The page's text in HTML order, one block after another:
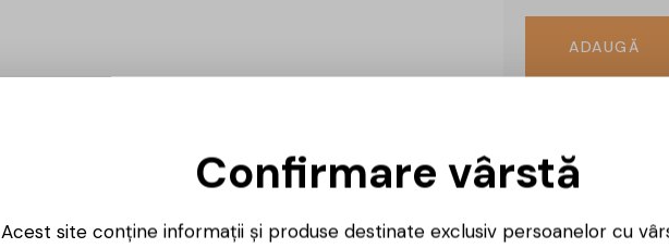
Ai întrebări?
Luni – Vineri
Confirmare vârstă
Acest site conține informații și produse destinate exclusiv persoanelor cu